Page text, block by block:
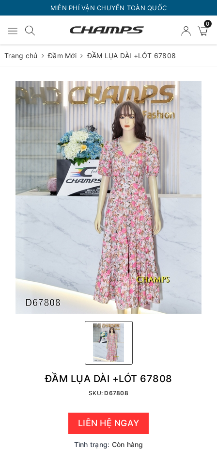
MIỄN PHÍ VẬN CHUYỂN TOÀN QUỐC
0
Trang chủ Đầm Mới ĐẦM LỤA DÀI +LÓT 67808
ĐẦM LỤA DÀI +LÓT 67808
SKU:D67808
LIÊN HỆ NGAY
Tình trạng: Còn hàng